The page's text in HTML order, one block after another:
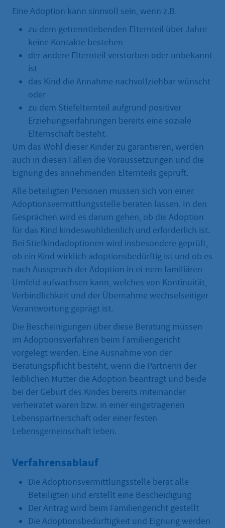
Eine Adoption kann sinnvoll sein, wenn z.B.
zu dem getrenntlebenden Elternteil über Jahre
keine Kontakte bestehen
der andere Elternteil verstorben oder unbekannt
ist
das Kind die Annahme nachvollziehbar wünscht
oder
zu dem Stiefelternteil aufgrund positiver
Erziehungserfahrungen bereits eine soziale
Elternschaft besteht.
Um das Wohl dieser Kinder zu garantieren, werden
auch in diesen Fällen die Voraussetzungen und die
Eignung des annehmenden Elternteils geprüft.
Alle beteiligten Personen müssen sich von einer
Adoptionsvermittlungsstelle beraten lassen. In den
Gesprächen wird es darum gehen, ob die Adoption
für das Kind kindeswohldienlich und erforderlich ist.
Bei Stiefkindadoptionen wird insbesondere geprüft,
ob ein Kind wirklich adoptionsbedürftig ist und ob es
nach Ausspruch der Adoption in ei-nem familiären
Umfeld aufwachsen kann, welches von Kontinuität,
Verbindlichkeit und der Übernahme wechselseitiger
Verantwortung geprägt ist.
Die Bescheinigungen über diese Beratung müssen
im Adoptionsverfahren beim Familiengericht
vorgelegt werden. Eine Ausnahme von der
Beratungspflicht besteht, wenn die Partnerin der
leiblichen Mutter die Adoption beantragt und beide
bei der Geburt des Kindes bereits miteinander
verheiratet waren bzw. in einer eingetragenen
Lebenspartnerschaft oder einer festen
Lebensgemeinschaft leben.
Verfahrensablauf
Die Adoptionsvermittlungsstelle berät alle
Beteiligten und erstellt eine Bescheidigung
Der Antrag wird beim Familiengericht gestellt
Die Adoptionsbedürftigkeit und Eignung werden